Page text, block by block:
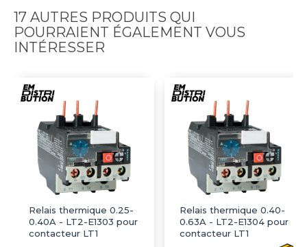
17 AUTRES PRODUITS QUI
POURRAIENT ÉGALEMENT VOUS
INTÉRESSER
Relais thermique 0.25-
0.40A - LT2-E1303 pour
contacteur LT1
Relais thermique 0.40-
0.63A - LT2-E1304 pour
contacteur LT1